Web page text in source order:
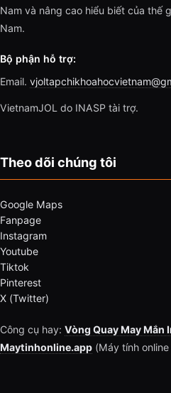
Nam và nâng cao hiểu biết của thế
Nam.
Bộ phận hỗ trợ:
Email.
VietnamJOL do INASP tài trợ.
Theo dõi chúng tôi
Google Maps
Fanpage
Instagram
Youtube
Tiktok
Pinterest
X (Twitter)
Công cụ hay: Vòng Quay May Mắn
Maytinhonline.app (Máy tính